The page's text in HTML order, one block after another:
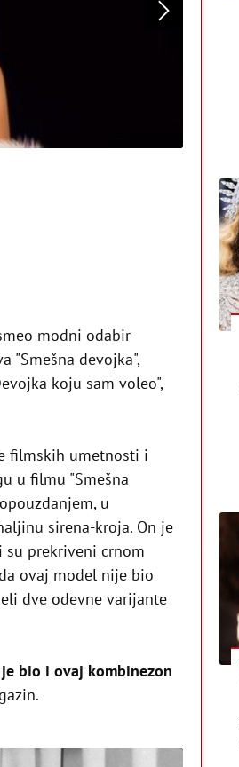
modni odabir
"Smešna devojka",
koju sam voleo",
filmskih umetnosti i
u filmu "Smešna
u
sirena-kroja. On je
prekriveni crnom
ovaj model nije bio
dve odevne varijante
bio i ovaj kombinezon